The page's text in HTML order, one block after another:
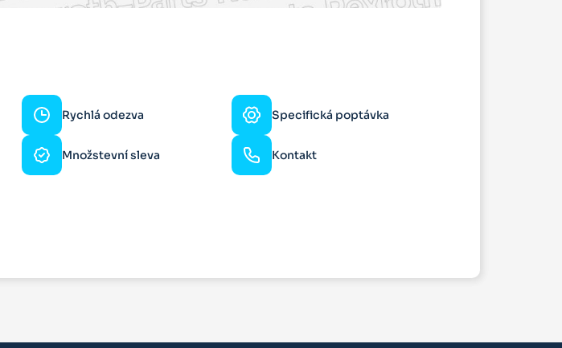
Rychlá odezva Specifická poptávka
Množstevní sleva Kontakt